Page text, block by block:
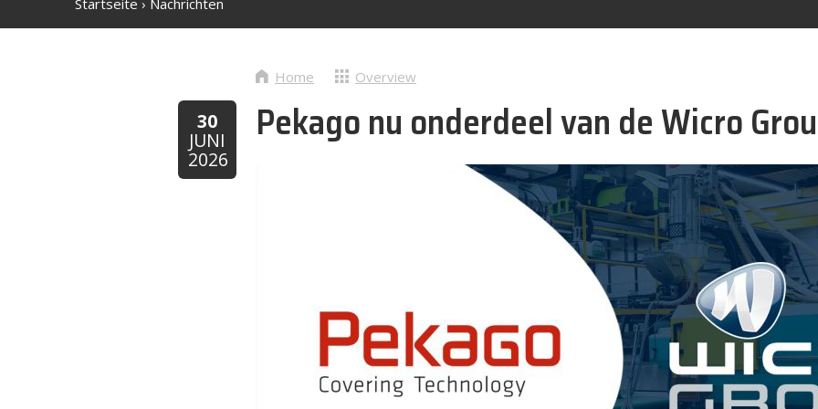
Startseite › Nachrichten
Home Overview
Pekago nu onderdeel van de Wicro
30
JUNI
2026